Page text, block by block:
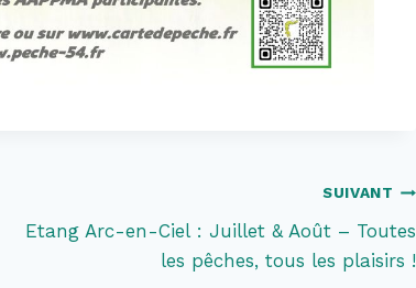
SUIVANT
Etang Arc-en-Ciel : Juillet & Août – Toutes
les pêches, tous les plaisirs !